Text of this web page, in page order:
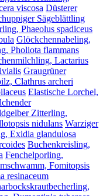
viscosa Düsterer
Sägeblättling
Phaeolus spadiceus
Glöckchennabeling,
Pholiota flammans
Lactarius
Graugrüner
Clathrus archeri
Elastische Lorchel,
Zitterling,
nidulans Warziger
Exidia glandulosa
Buchenkreisling,
Fenchelporling,
Fomitopsis
resinaceum